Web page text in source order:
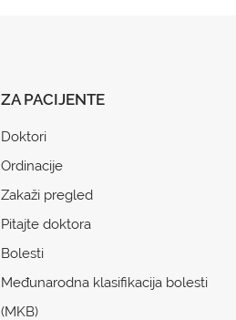
ZA PACIJENTE
Doktori
Ordinacije
Zakaži pregled
Pitajte doktora
Bolesti
Međunarodna klasifikacija bolesti
(MKB)